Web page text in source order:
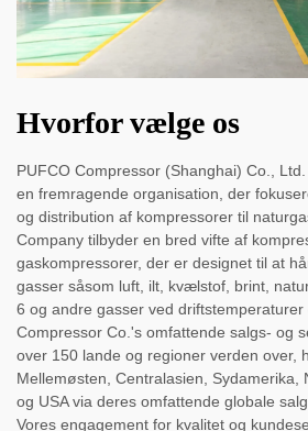
Hvorfor vælge os
PUFCO Compressor (Shanghai) Co.,
en fremragende organisation, der
og distribution af kompressorer til
Company tilbyder en bred vifte af
gaskompressorer, der er designet til at
gasser såsom luft, ilt, kvælstof, brint,
6 og andre gasser ved
Compressor Co.'s omfattende salgs- og
over 150 lande og regioner verden over,
Mellemøsten, Centralasien, Sydamerika,
og USA via deres omfattende globale
Vores engagement for kvalitet og